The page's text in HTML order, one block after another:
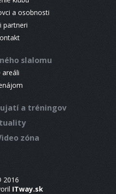
a osobnosti
partneri
slalomu
areáli
a tréningov
zóna
2016
ITway.sk